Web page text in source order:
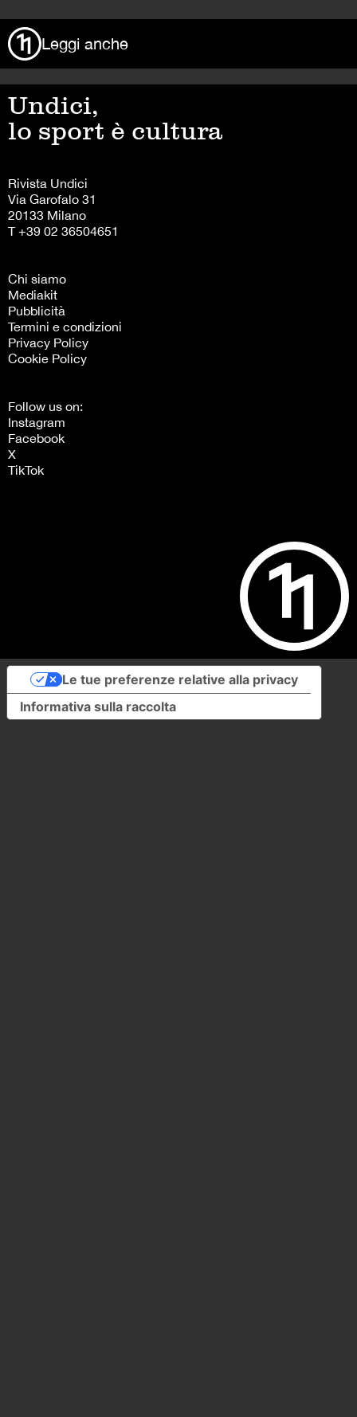
Leggi anche
Undici,
lo sport è cultura
Rivista Undici
Via Garofalo 31
20133 Milano
T +39 02 36504651
Chi siamo
Mediakit
Pubblicità
Termini e condizioni
Privacy Policy
Cookie Policy
Follow us on:
Instagram
Facebook
X
TikTok
Informativa sulla raccolta
Le tue preferenze relative alla privacy